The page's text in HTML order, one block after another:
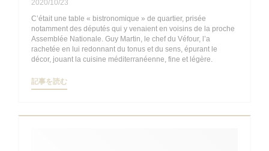
2020/10/23
C’était une table « bistronomique » de quartier, prisée
notamment des députés qui y venaient en voisins de la proche
Assemblée Nationale. Guy Martin, le chef du Véfour, l’a
rachetée en lui redonnant du tonus et du sens, épurant le
décor, jouant la cuisine méditerranéenne, fine et légère.
記事を読む((新しいウィンドウで開きます))